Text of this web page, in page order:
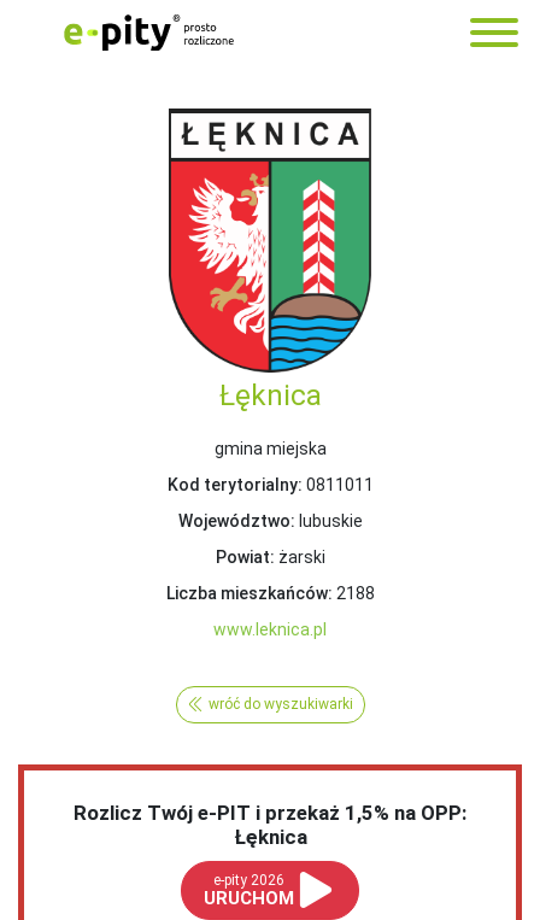
Łęknica
gmina miejska
Kod terytorialny: 0811011
Województwo: lubuskie
Powiat: żarski
Liczba mieszkańców: 2188
www.leknica.pl
wróć do wyszukiwarki
Rozlicz Twój e-PIT i przekaż 1,5% na OPP:
Łęknica
e-pity 2026
URUCHOM